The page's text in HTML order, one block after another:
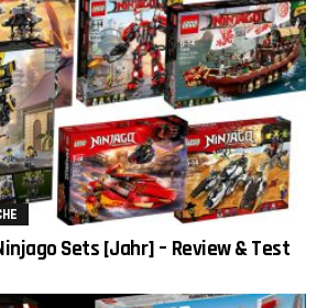
Sets [Jahr] – Review & Test